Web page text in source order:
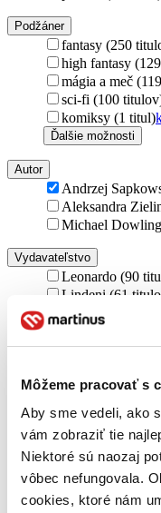
Môžeme pracovať s
Aby sme vedeli, ako
vám zobraziť tie
Niektoré sú naozaj
vôbec nefungovala.
cookies, ktoré nám
Podžáner
fantasy (250
high fantasy
mágia a meč
sci-fi (100
komiksy (1 titul)
Ďalšie možnosti
Autor
Andrzej
Aleksandra
Michael
Vydavateľstvo
Leonardo (90
Lindeni (61
Gollancz (43
Orion (20 titulov)
Voxi (15 titulov)
KSD (9 titulov)
Winston Smith
Slovart (4 tituly)
Crew (1 titul)
Dark Horse (1